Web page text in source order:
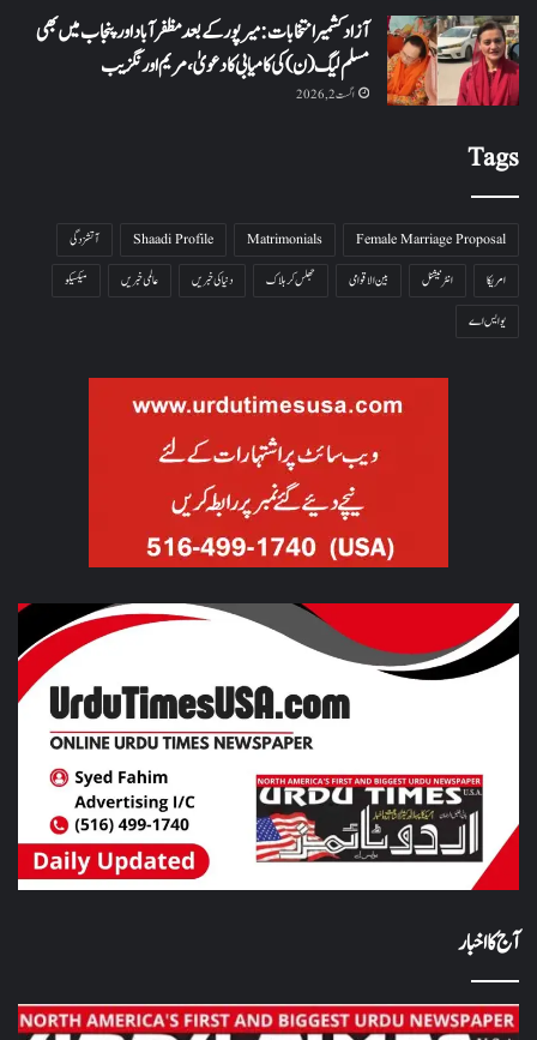
آزاد کشمیر انتخابات: میرپور کے بعد مظفرآباد اور پنجاب میں بھی
مسلم لیگ (ن) کی کامیابی کا دعویٰ، مریم اورنگزیب
اگست 2, 2026
Tags
Female Marriage Proposal
Matrimonials
Shaadi Profile
آتشزدگی
امریکا
انٹرنیشنل بین الاقوامی جھلس کر ہلاک دنیا کی خبریں عالمی خبریں
میکسیکو
یو ایس اے
آج کا اخبار